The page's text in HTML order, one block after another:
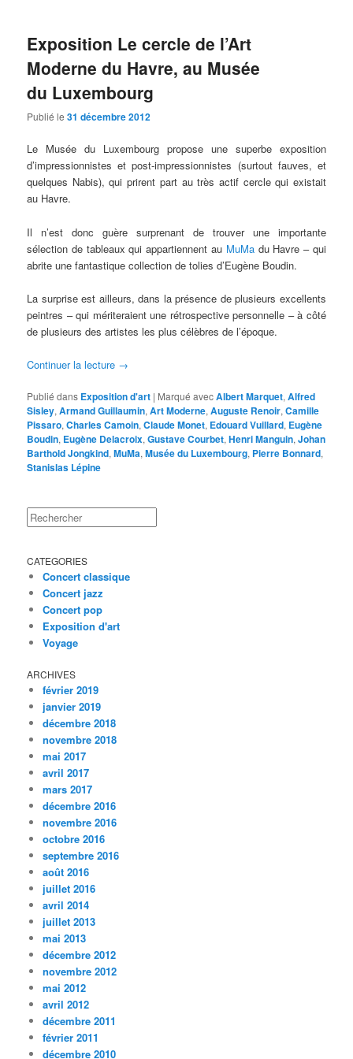
Exposition Le cercle de l’Art
Moderne du Havre, au Musée
du Luxembourg
Publié le31 décembre 2012
Le Musée du Luxembourg propose une superbe exposition
d’impressionnistes et post-impressionnistes (surtout fauves, et
quelques Nabis), qui prirent part au très actif cercle qui existait
au Havre.
Il n’est donc guère surprenant de trouver une importante
sélection de tableaux qui appartiennent au MuMadu Havre – qui
abrite une fantastique collection de tolies d’Eugène Boudin.
La surprise est ailleurs, dans la présence de plusieurs excellents
peintres – qui mériteraient une rétrospective personnelle – à côté
de plusieurs des artistes les plus célèbres de l’époque.
Continuer la lecture →
Publié dans Exposition d'art | Marqué avecAlbert Marquet,Alfred
Sisley,Armand Guillaumin,Art Moderne,Auguste Renoir,Camille
Pissaro,Charles Camoin,Claude Monet, Edouard Vuillard, Eugène
Boudin, Eugène Delacroix,Gustave Courbet,Henri Manguin,Johan
Barthold Jongkind,MuMa,Musée du Luxembourg, Pierre Bonnard,
Stanislas Lépine
Rechercher
CATEGORIES
Concert classique
Concert jazz
Concert pop
Exposition d'art
Voyage
ARCHIVES
février 2019
janvier 2019
décembre 2018
novembre 2018
mai 2017
avril 2017
mars 2017
décembre 2016
novembre 2016
octobre 2016
septembre 2016
août 2016
juillet 2016
avril 2014
juillet 2013
mai 2013
décembre 2012
novembre 2012
mai 2012
avril 2012
décembre 2011
février 2011
décembre 2010